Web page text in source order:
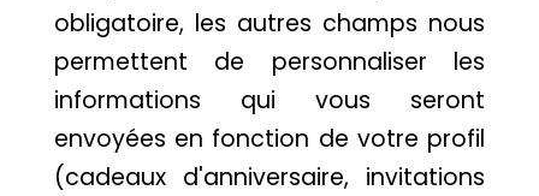
obligatoire, les autres champs nous
permettent de personnaliser les
informations qui vous seront
envoyées en fonction de votre profil
(cadeaux d'anniversaire, invitations